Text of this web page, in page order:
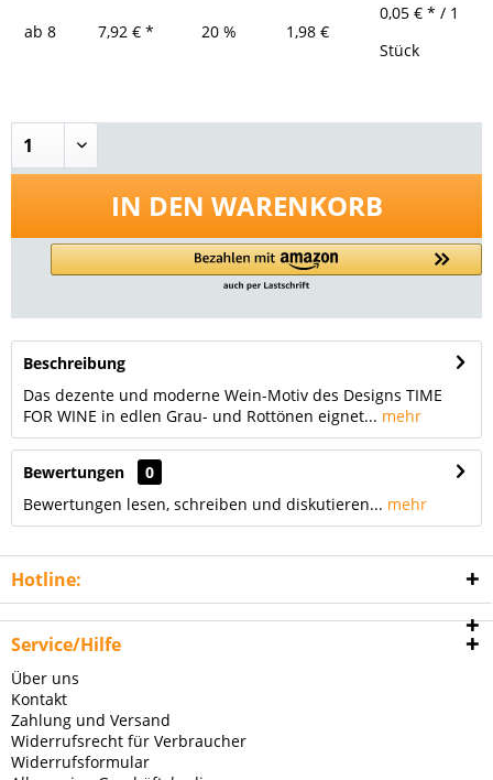
ab 8 7,92 € * 20 % 1,98 €
0,05 € * / 1
Stück
IN DEN WARENKORB
Beschreibung
Das dezente und moderne Wein-Motiv des Designs TIME
FOR WINE in edlen Grau- und Rottönen eignet... mehr
Bewertungen
0
Bewertungen lesen, schreiben und diskutieren... mehr
Hotline:
Service/Hilfe
Über uns
Kontakt
Zahlung und Versand
Widerrufsrecht für Verbraucher
Widerrufsformular